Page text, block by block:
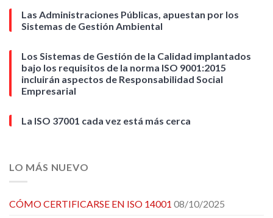
Las Administraciones Públicas, apuestan por los
Sistemas de Gestión Ambiental
Los Sistemas de Gestión de la Calidad implantados
bajo los requisitos de la norma ISO 9001:2015
incluirán aspectos de Responsabilidad Social
Empresarial
La ISO 37001 cada vez está más cerca
LO MÁS NUEVO
CÓMO CERTIFICARSE EN ISO 14001 08/10/2025